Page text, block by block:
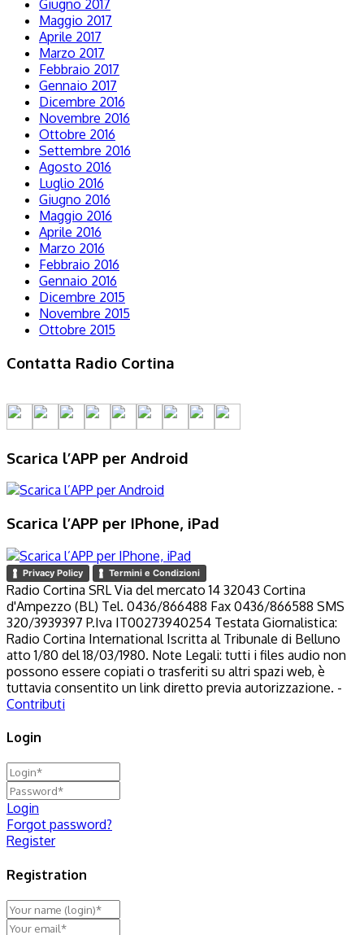
Giugno 2017
Maggio 2017
Aprile 2017
Marzo 2017
Febbraio 2017
Gennaio 2017
Dicembre 2016
Novembre 2016
Ottobre 2016
Settembre 2016
Agosto 2016
Luglio 2016
Giugno 2016
Maggio 2016
Aprile 2016
Marzo 2016
Febbraio 2016
Gennaio 2016
Dicembre 2015
Novembre 2015
Ottobre 2015
Contatta Radio Cortina
Scarica l’APP per Android
Scarica l’APP per IPhone, iPad
Privacy Policy Termini e Condizioni
Radio Cortina SRL Via del mercato 14 32043 Cortina
d'Ampezzo (BL) Tel. 0436/866488 Fax 0436/866588 SMS
320/3939397 P.Iva IT00273940254 Testata Giornalistica:
Radio Cortina International Iscritta al Tribunale di Belluno
atto 1/80 del 18/03/1980. Note Legali: tutti i files audio non
possono essere copiati o trasferiti su altri spazi web, è
tuttavia consentito un link diretto previa autorizzazione. -
Contributi
Login
Login
Forgot password?
Register
Registration